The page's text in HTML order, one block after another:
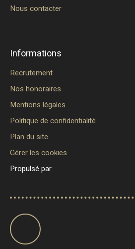
Nous contacter
Informations
Recrutement
Nos honoraires
Mentions légales
Politique de confidentialité
Plan du site
Gérer les cookies
Propulsé par